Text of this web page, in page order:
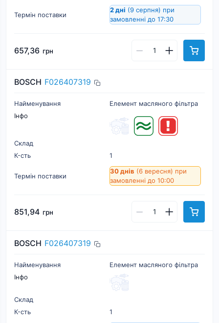
Термін поставки
2 дні (9 серпня) при
замовленні до 17:30
657,36 грн
BOSCH F026407319
Найменування
Елемент масляного фільтра
Інфо
Склад
К-cть
1
Термін поставки
30 днів (6 вересня) при
замовленні до 10:00
851,94 грн
BOSCH F026407319
Найменування
Елемент масляного фільтра
Інфо
Склад
К-cть
1